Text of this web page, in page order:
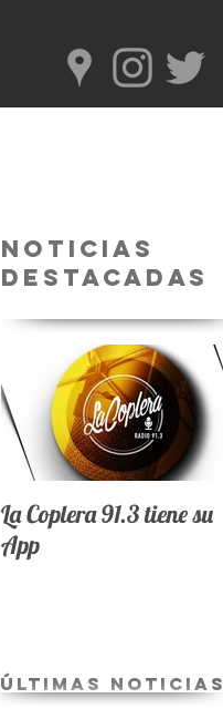
Noticias
Destacadas
La Coplera 91.3 tiene su
App
últimas Noticias